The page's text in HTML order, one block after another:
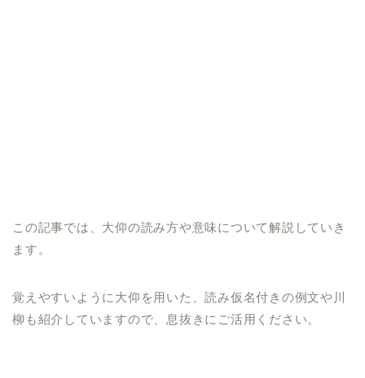
この記事では、大仰の読み方や意味について解説していき
ます。
覚えやすいように大仰を用いた、読み仮名付きの例文や川
柳も紹介していますので、息抜きにご活用ください。